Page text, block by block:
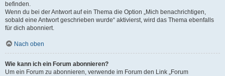
befinden.
Wenn du bei der Antwort auf ein Thema die Option „Mich benachrichtigen,
sobald eine Antwort geschrieben wurde“ aktivierst, wird das Thema ebenfalls
für dich abonniert.
Nach oben
Wie kann ich ein Forum abonnieren?
Um ein Forum zu abonnieren, verwende im Forum den Link „Forum